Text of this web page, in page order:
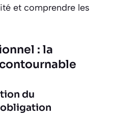
et comprendre les
: la
du